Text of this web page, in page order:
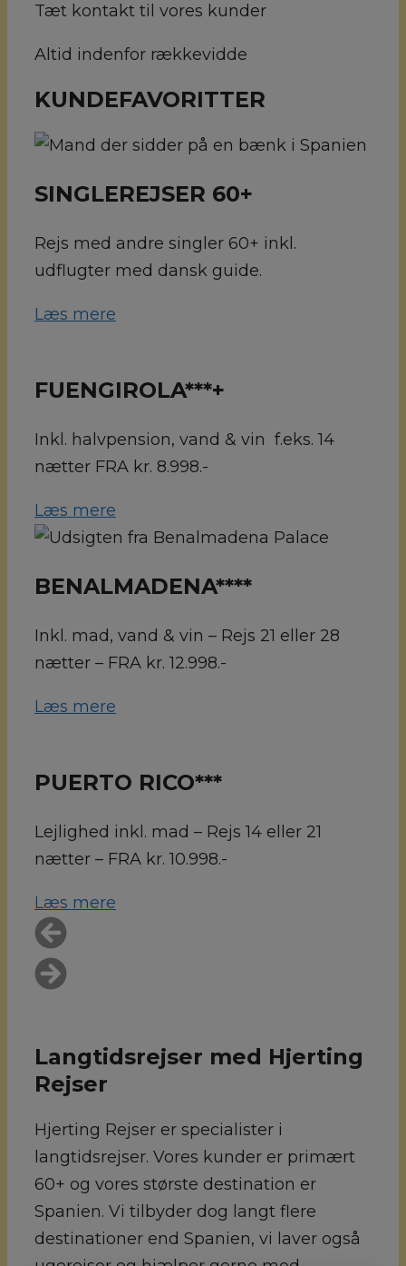
Tæt kontakt til vores kunder
Altid indenfor rækkevidde
KUNDEFAVORITTER
SINGLEREJSER 60+
Rejs med andre singler 60+ inkl.
udflugter med dansk guide.
Læs mere
FUENGIROLA***+
Inkl. halvpension, vand & vin f.eks. 14
nætter FRA kr. 8.998.-
Læs mere
BENALMADENA****
Inkl. mad, vand & vin – Rejs 21 eller 28
nætter – FRA kr. 12.998.-
Læs mere
PUERTO RICO***
Lejlighed inkl. mad – Rejs 14 eller 21
nætter – FRA kr. 10.998.-
Læs mere
Langtidsrejser med Hjerting
Rejser
Hjerting Rejser er specialister i
langtidsrejser. Vores kunder er primært
60+ og vores største destination er
Spanien. Vi tilbyder dog langt flere
destinationer end Spanien, vi laver også